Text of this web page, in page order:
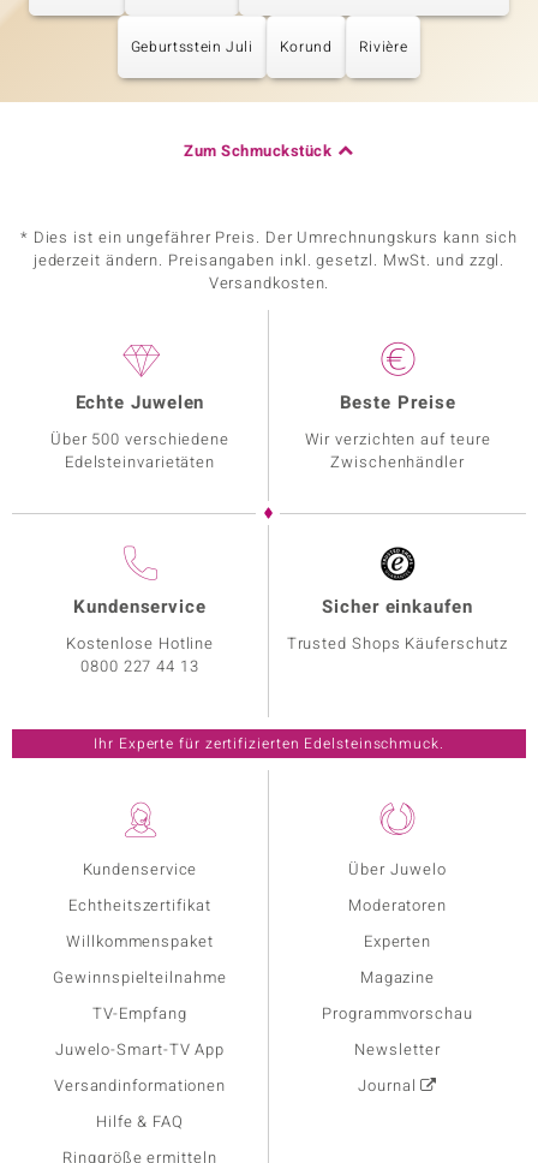
Geburtsstein Juli Korund Rivière
Zum Schmuckstück
* Dies ist ein ungefährer Preis. Der Umrechnungskurs kann sich
jederzeit ändern. Preisangaben inkl. gesetzl. MwSt. und zzgl.
Versandkosten.
Kundenservice
Echtheitszertifikat
Willkommenspaket
Gewinnspielteilnahme
TV-Empfang
Juwelo-Smart-TV App
Versandinformationen
Hilfe & FAQ
Ringgröße ermitteln
Über Juwelo
Moderatoren
Experten
Magazine
Programmvorschau
Newsletter
Journal
Echte Juwelen
Über 500 verschiedene
Edelsteinvarietäten
Beste Preise
Wir verzichten auf teure
Zwischenhändler
Kundenservice
Kostenlose Hotline
0800 227 44 13
Sicher einkaufen
Trusted Shops Käuferschutz
Ihr Experte für zertifizierten Edelsteinschmuck.